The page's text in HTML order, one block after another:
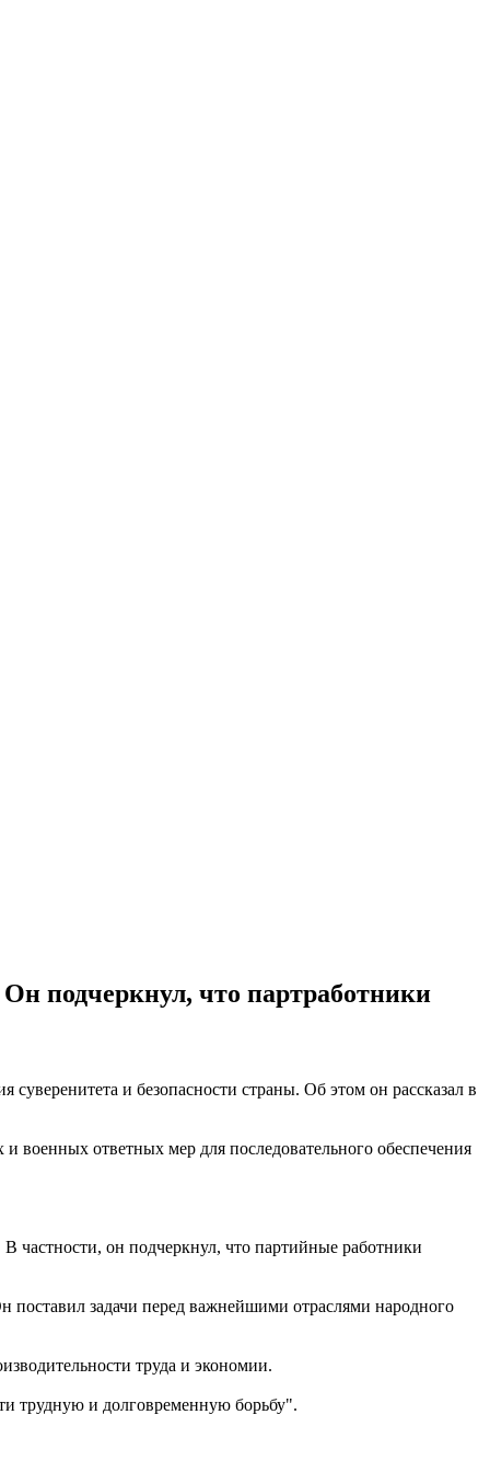
подчеркнул, что партработники
и безопасности страны. Об этом он рассказал в
ответных мер для последовательного обеспечения
частности, он подчеркнул, что партийные работники
поставил задачи перед важнейшими отраслями народного
труда и экономии.
трудную и долговременную борьбу".